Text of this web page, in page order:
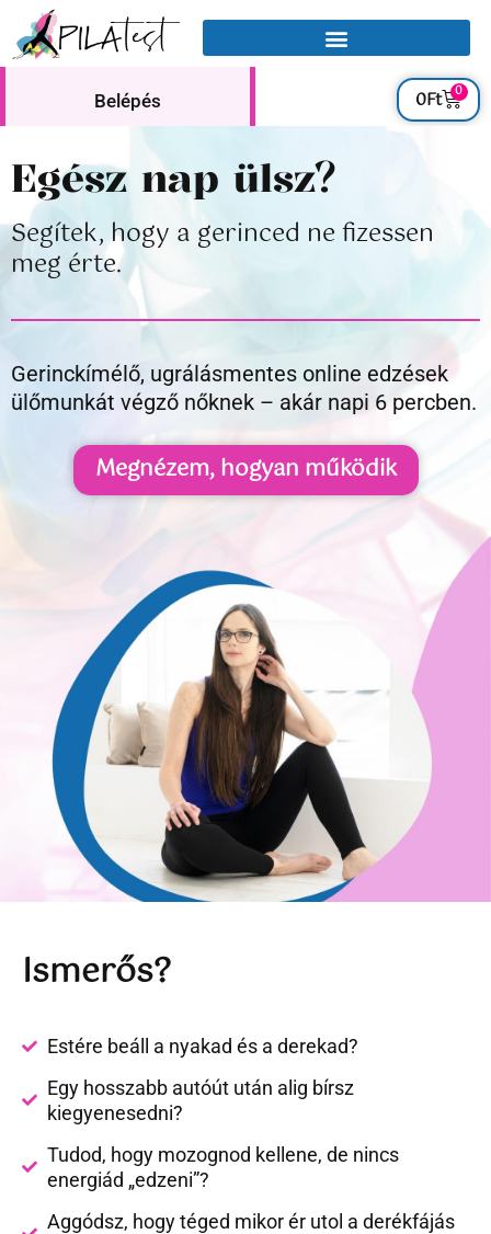
Belépés 0Ft 0
Egész nap ülsz?
Segítek, hogy a gerinced ne fizessen
meg érte.
Gerinckímélő, ugrálásmentes online edzések
ülőmunkát végző nőknek – akár napi 6 percben.
Megnézem, hogyan működik
Ismerős?
Estére beáll a nyakad és a derekad?
Egy hosszabb autóút után alig bírsz
kiegyenesedni?
Tudod, hogy mozognod kellene, de nincs
energiád „edzeni”?
Aggódsz, hogy téged mikor ér utol a derékfájás